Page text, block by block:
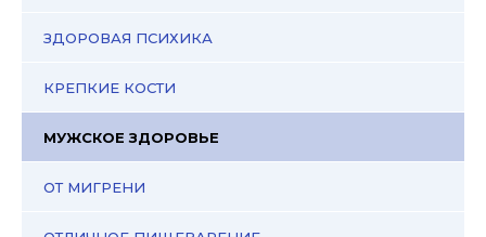
ЗДОРОВАЯ ПСИХИКА
КРЕПКИЕ КОСТИ
МУЖСКОЕ ЗДОРОВЬЕ
ОТ МИГРЕНИ